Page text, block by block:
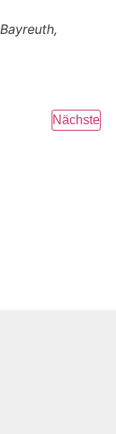
Nächste